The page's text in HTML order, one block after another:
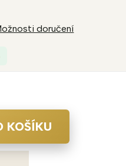
doručení
KOŠÍKU